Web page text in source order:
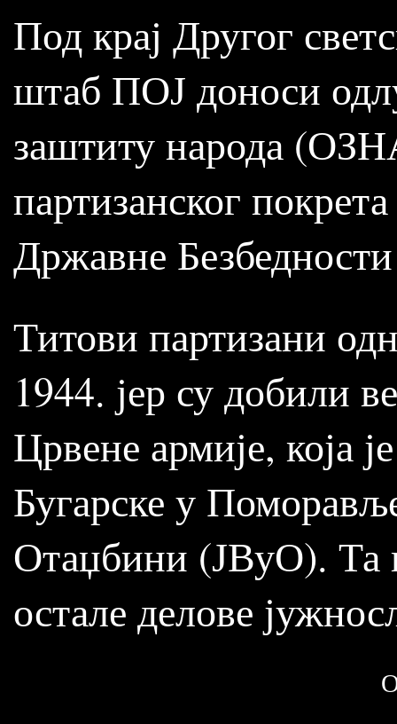
Под крај Другог
штаб ПОЈ доноси
заштиту народа
партизанског
Државне
Титови партизани
1944. јер су добили
Црвене армије, која
Бугарске у
Отаџбини (ЈВуО). Та
остале делове